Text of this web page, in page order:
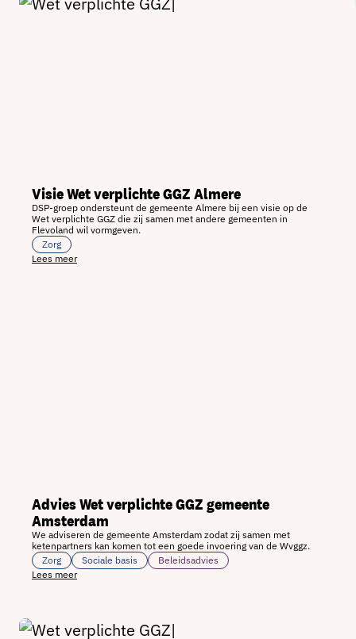
Visie Wet verplichte GGZ Almere
DSP-groep ondersteunt de gemeente Almere bij een visie op de
Wet verplichte GGZ die zij samen met andere gemeenten in
Flevoland wil vormgeven.
Zorg
Lees meer
Advies Wet verplichte GGZ gemeente
Amsterdam
We adviseren de gemeente Amsterdam zodat zij samen met
ketenpartners kan komen tot een goede invoering van de Wvggz.
Zorg
Sociale basis
Beleidsadvies
Lees meer